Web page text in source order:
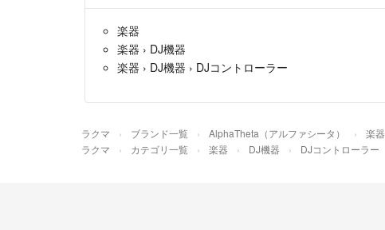
楽器
楽器 › DJ機器
楽器 › DJ機器 › DJコントローラー
ラクマ ブランド一覧 AlphaTheta（アルファシータ） 楽器
ラクマ カテゴリ一覧 楽器 DJ機器 DJコントローラー